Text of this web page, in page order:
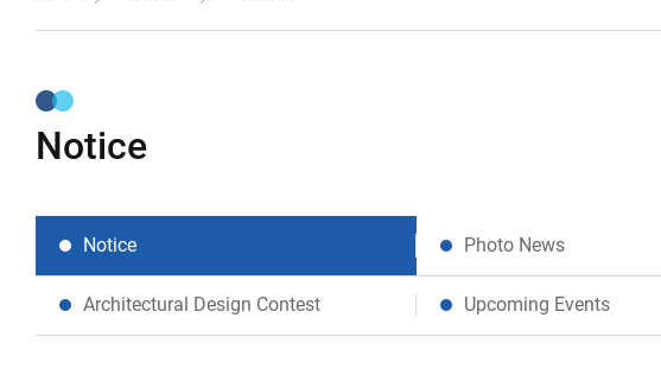
Notice
Notice Photo News
Architectural Design Contest Upcoming Events